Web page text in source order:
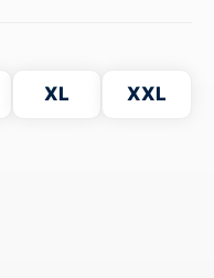
XL XXL